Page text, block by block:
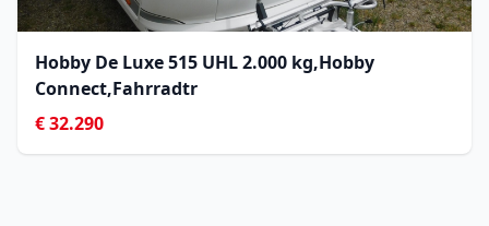
Hobby De Luxe 515 UHL 2.000 kg,Hobby
Connect,Fahrradtr
€ 32.290